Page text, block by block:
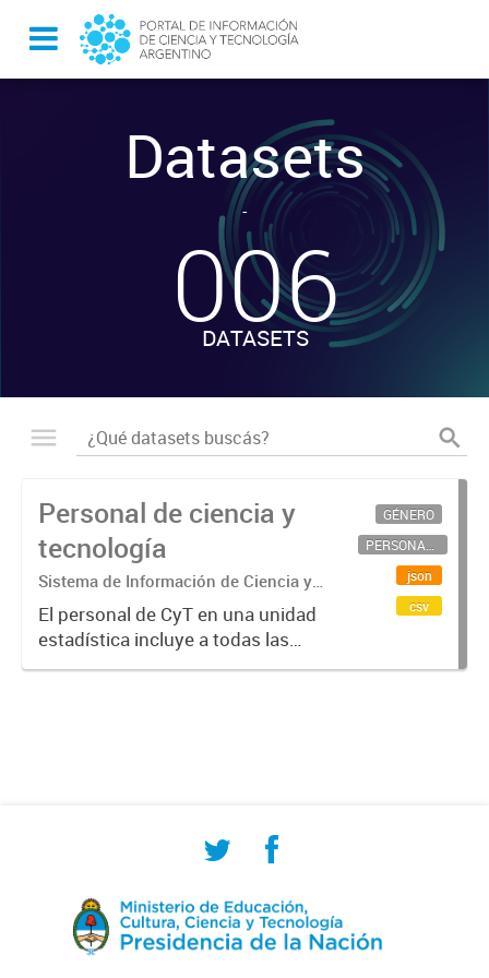
Datasets
-
006
DATASETS
Personal de ciencia y
tecnología
Sistema de Información de Ciencia y
Tecnología Argentino (SICYTAR)
El personal de CyT en una unidad
estadística incluye a todas las
personas involucradas
GÉNERO
PERSONAL CIENTÍFICO-TECNOLÓGICO
json
csv